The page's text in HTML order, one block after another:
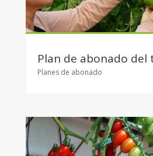
Plan de abonado del
Planes de abonado